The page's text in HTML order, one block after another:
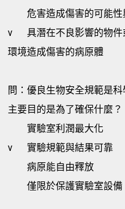
危害造成傷害的可能
v
具潛在不良影響的物
環境造成傷害的病原體
問：優良生物安全規範是
主要目的是為了確保什麼？
實驗室利潤最大化
v
實驗規範與結果可靠
病原能自由釋放
僅限於保護實驗室設備